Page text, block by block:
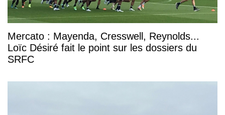
Mercato : Mayenda, Cresswell, Reynolds...
Loïc Désiré fait le point sur les dossiers du
SRFC